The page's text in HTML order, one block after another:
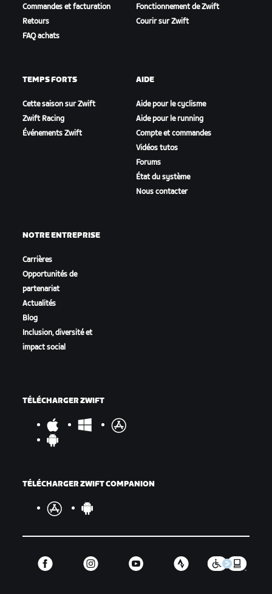
Commandes et facturation
Retours
FAQ achats
Fonctionnement de Zwift
Courir sur Zwift
TEMPS FORTS
Cette saison sur Zwift
Zwift Racing
Événements Zwift
AIDE
Aide pour le cyclisme
Aide pour le running
Compte et commandes
Vidéos tutos
Forums
État du système
Nous contacter
NOTRE ENTREPRISE
Carrières
Opportunités de
partenariat
Actualités
Blog
Inclusion, diversité et
impact social
TÉLÉCHARGER ZWIFT
TÉLÉCHARGER ZWIFT COMPANION